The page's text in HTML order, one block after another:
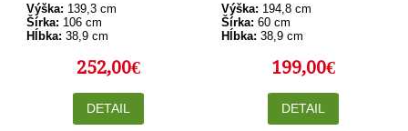
Výška: 139,3 cm
Šírka: 106 cm
Hĺbka: 38,9 cm
252,00€
DETAIL
Výška: 194,8 cm
Šírka: 60 cm
Hĺbka: 38,9 cm
199,00€
DETAIL